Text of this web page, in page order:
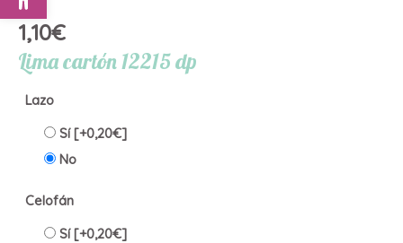
1,10€
Lima cartón 12215 dp
Lazo
Sí[+0,20€]
No
Celofán
Sí[+0,20€]